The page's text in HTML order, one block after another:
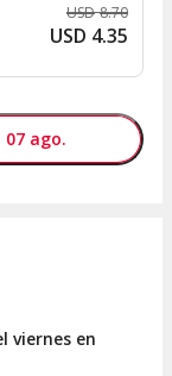
USD 8.70
USD 4.35
ago.
viernes en